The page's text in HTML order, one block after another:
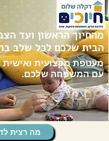
מהחיוך הראשון ועד
הבית שלכם לכל שלב
מעטפת מקצועית
עם המשפחה שלכם.
?מה רצית